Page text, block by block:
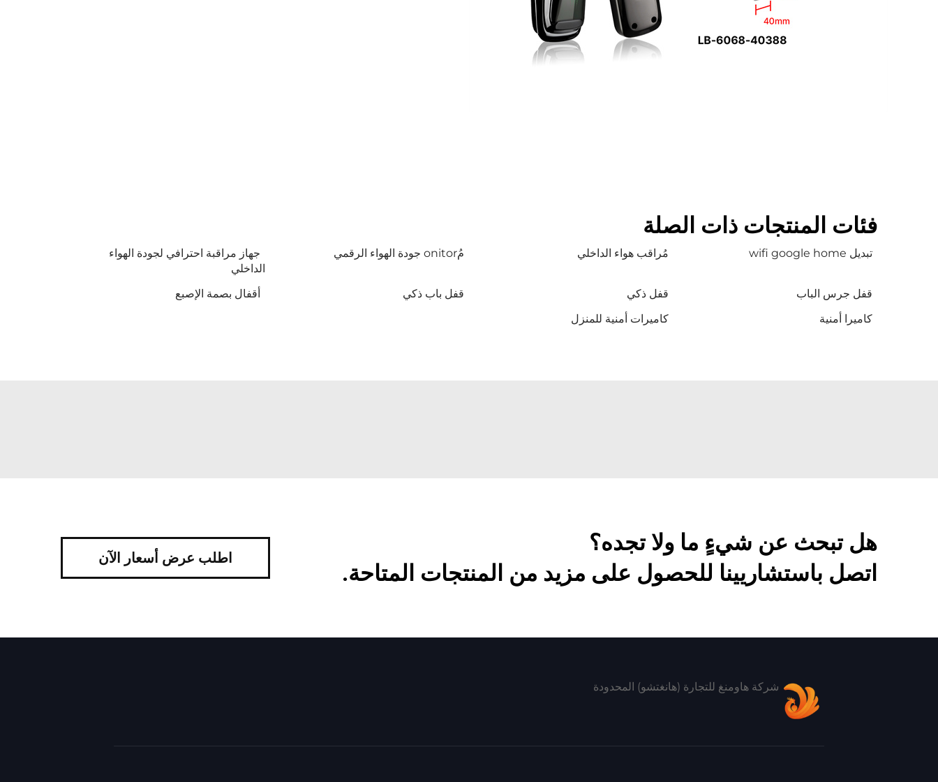
فئات المنتجات ذات الصلة
تبديل wifi google home مُراقب هواء الداخلي مُonitor جودة الهواء الرقمي
جهاز مراقبة احترافي لجودة الهواء
الداخلي
قفل جرس الباب
قفل ذكي قفل باب ذكي
أقفال بصمة الإصبع
كاميرا أمنية
كاميرات أمنية للمنزل
هل تبحث عن شيءٍ ما ولا تجده؟
اتصل باستشاريينا للحصول على مزيد من المنتجات المتاحة.
اطلب عرض أسعار الآن
شركة هاومنغ للتجارة (هانغتشو) المحدودة